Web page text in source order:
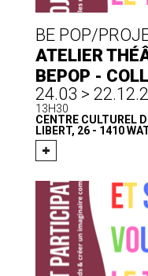
BE POP/
ATELIER
BEPOP -
24.03 >
13H30
CENTRE CULTUREL
LIBERT, 26 - 1410